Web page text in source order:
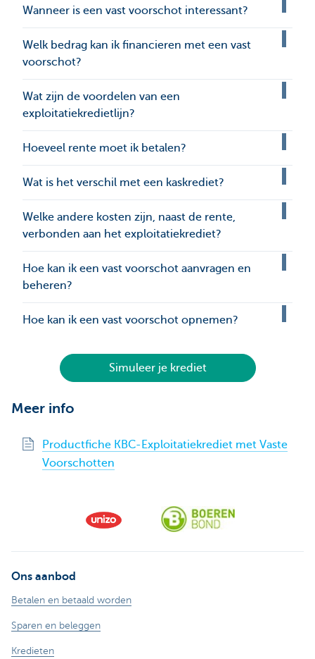
Wanneer is een vast voorschot interessant?
Welk bedrag kan ik financieren met een vast
voorschot?
Wat zijn de voordelen van een
exploitatiekredietlijn?
Hoeveel rente moet ik betalen?
Wat is het verschil met een kaskrediet?
Welke andere kosten zijn, naast de rente,
verbonden aan het exploitatiekrediet?
Hoe kan ik een vast voorschot aanvragen en
beheren?
Hoe kan ik een vast voorschot opnemen?
Simuleer je krediet
Meer info
Productfiche KBC-Exploitatiekrediet met Vaste
Voorschotten
Ons aanbod
Betalen en betaald worden
Sparen en beleggen
Kredieten